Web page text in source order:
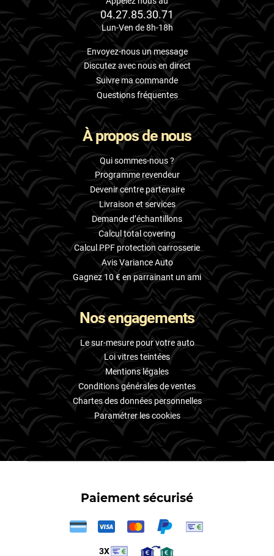
04.27.85.30.71
Lun-Ven de 8h-18h
Envoyez-nous un message
Discutez avec nous en direct
Suivre ma commande
Questions fréquentes
À propos de nous
Qui sommes-nous ?
Programme revendeur
Devenir centre partenaire
Livraison et services
Demande d’échantillons
Calcul total covering
Calcul PPF protection carrosserie
Avis Variance Auto
Gagnez 10 € en parrainant un ami
Nos engagements
Le sur-mesure pour votre auto
Loi vitres teintées
Mentions légales
Conditions générales de ventes
Chartes des données personnelles
Paramétrer les cookies
Paiement sécurisé
3X